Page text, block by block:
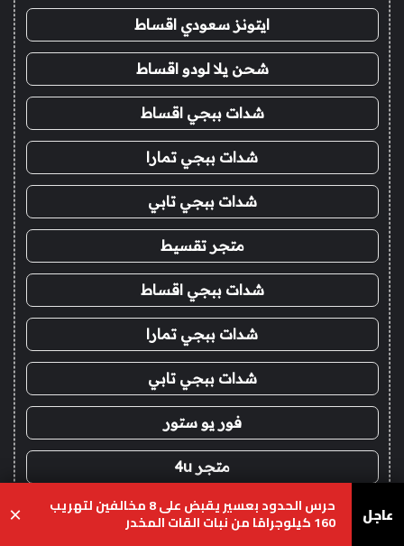
ايتونز سعودي اقساط
شحن يلا لودو اقساط
شدات ببجي اقساط
شدات ببجي تمارا
شدات ببجي تابي
متجر تقسيط
شدات ببجي اقساط
شدات ببجي تمارا
شدات ببجي تابي
فور يو ستور
متجر 4u
شدات ببجي عن طريق الايدي
عاجل حرس الحدود بعسير يقبض على 8 مخالفين لتهريب
160 كيلوجرامًا من نبات القات المخدر ×